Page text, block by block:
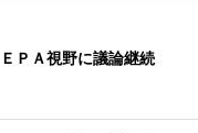
ＥＰＡ視野に議論継続